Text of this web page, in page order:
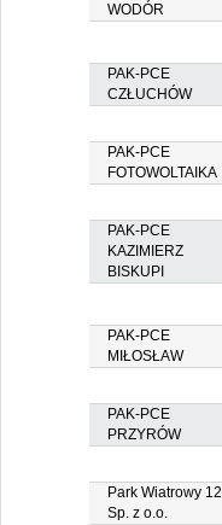
WODÓR
PAK-PCE
CZŁUCHÓW
PAK-PCE
FOTOWOLTAIKA
PAK-PCE
KAZIMIERZ
BISKUPI
PAK-PCE
MIŁOSŁAW
PAK-PCE
PRZYRÓW
Park Wiatrowy 12
Sp. z o.o.